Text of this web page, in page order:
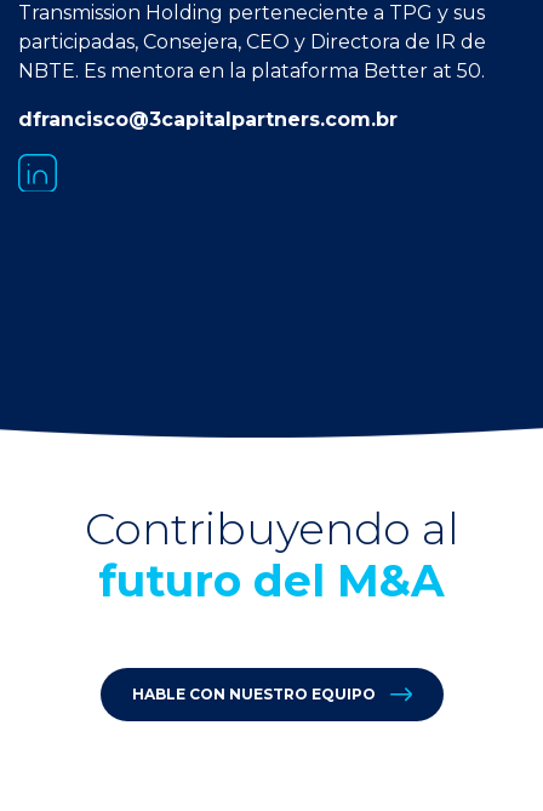
Transmission Holding perteneciente a TPG y sus
participadas, Consejera, CEO y Directora de IR de
NBTE. Es mentora en la plataforma Better at 50.
dfrancisco@3capitalpartners.com.br
Contribuyendo al
futuro del M&A
HABLE CON NUESTRO EQUIPO